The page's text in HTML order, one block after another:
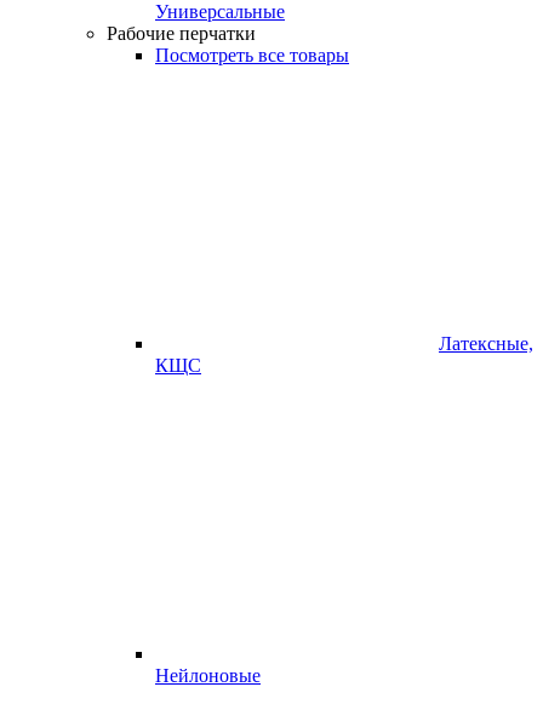
Универсальные
Рабочие перчатки
Посмотреть все товары
Латексные,
КЩС
Нейлоновые